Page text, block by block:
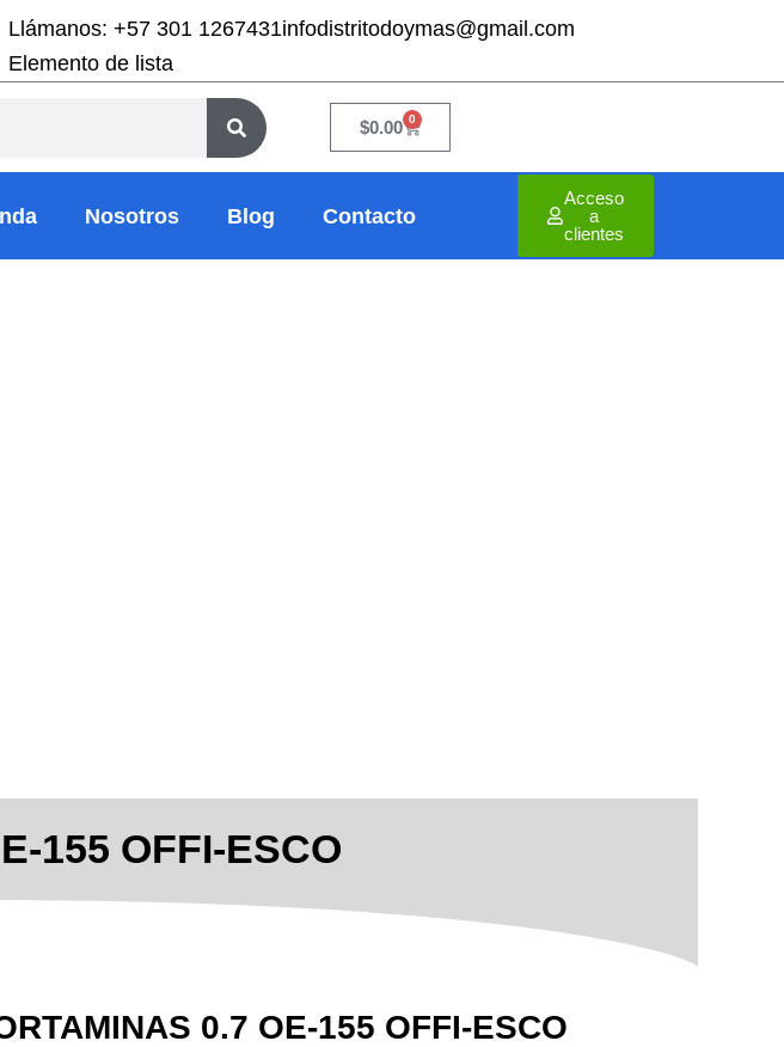
Llámanos: +57 301 1267431infodistritodoymas@gmail.com
Elemento de lista
$0.00 0
Cart
Nosotros Blog Contacto
Acceso
a
clientes
155 OFFI-ESCO
0.7 OE-155 OFFI-ESCO